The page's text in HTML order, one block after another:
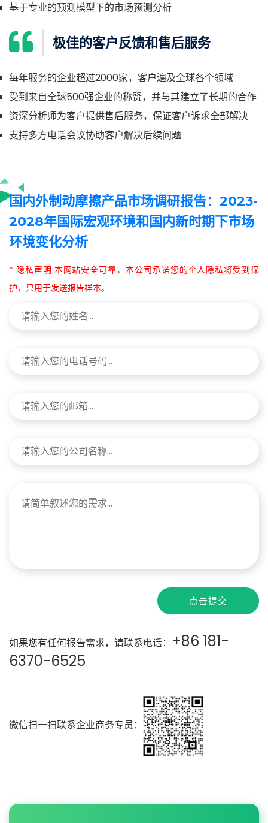
基于专业的预测模型下的市场预测分析
极佳的客户反馈和售后服务
每年服务的企业超过2000家，客户遍及全球各个领域
受到来自全球500强企业的称赞，并与其建立了长期的合作
资深分析师为客户提供售后服务，保证客户诉求全部解决
支持多方电话会议协助客户解决后续问题
国内外制动摩擦产品市场调研报告：2023-
2028年国际宏观环境和国内新时期下市场
环境变化分析
* 隐私声明:本网站安全可靠，本公司承诺您的个人隐私将受到保
护，只用于发送报告样本。
点击提交
如果您有任何报告需求，请联系电话： +86 181-
6370-6525
微信扫一扫联系企业商务专员：